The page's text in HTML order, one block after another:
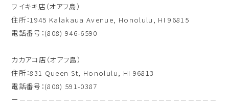
ワイキキ店（オアフ島）
住所：1945 Kalakaua Avenue, Honolulu, HI 96815
電話番号：(808) 946-6590
カカアコ店（オアフ島）
住所：831 Queen St, Honolulu, HI 96813
電話番号：(808) 591-0387
ー－－－－－－－－－－－－－－－－－－－－－－－－－－－